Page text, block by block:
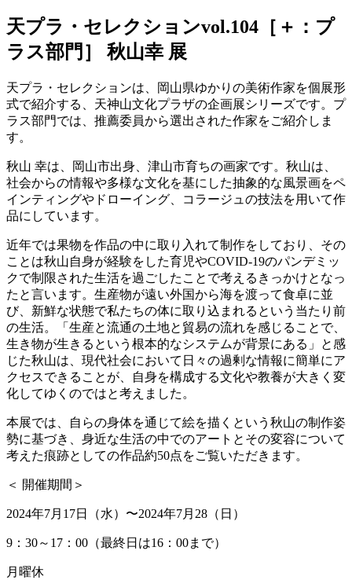
天プラ・セレクションvol.104［＋：プ
ラス部門］ 秋山幸 展
天プラ・セレクションは、岡山県ゆかりの美術作家を個展形
式で紹介する、天神山文化プラザの企画展シリーズです。プ
ラス部門では、推薦委員から選出された作家をご紹介しま
す。
秋山 幸は、岡山市出身、津山市育ちの画家です。秋山は、
社会からの情報や多様な文化を基にした抽象的な風景画をペ
インティングやドローイング、コラージュの技法を用いて作
品にしています。
近年では果物を作品の中に取り入れて制作をしており、その
ことは秋山自身が経験をした育児やCOVID-19のパンデミッ
クで制限された生活を過ごしたことで考えるきっかけとなっ
たと言います。生産物が遠い外国から海を渡って食卓に並
び、新鮮な状態で私たちの体に取り込まれるという当たり前
の生活。「生産と流通の土地と貿易の流れを感じることで、
生き物が生きるという根本的なシステムが背景にある」と感
じた秋山は、現代社会において日々の過剰な情報に簡単にア
クセスできることが、自身を構成する文化や教養が大きく変
化してゆくのではと考えました。
本展では、自らの身体を通じて絵を描くという秋山の制作姿
勢に基づき、身近な生活の中でのアートとその変容について
考えた痕跡としての作品約50点をご覧いただきます。
＜ 開催期間＞
2024年7月17日（水）〜2024年7月28（日）
9：30～17：00（最終日は16：00まで）
月曜休